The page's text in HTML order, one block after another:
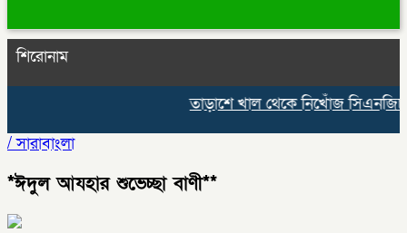
শিরোনাম
তাড়াশে খাল থেকে নিখোঁজ
/সারাবাংলা
*ঈদুল আযহার শুভেচ্ছা বাণী**